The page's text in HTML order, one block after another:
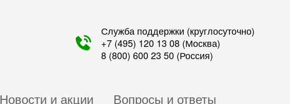
Служба поддержки (круглосуточно)
+7 (495) 120 13 08 (Москва)
8 (800) 600 23 50 (Россия)
Новости и акции Вопросы и ответы